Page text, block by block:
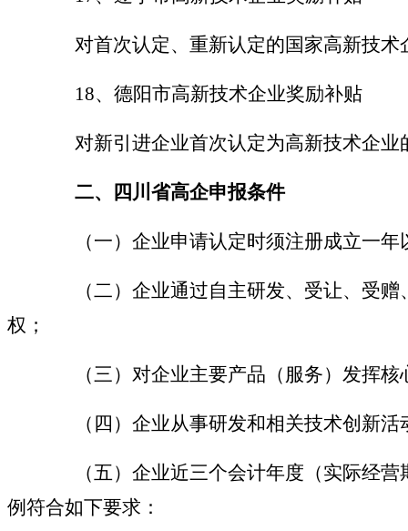
对首次认定、重新认定的国家高新技术
18、德阳市高新技术企业奖励补贴
对新引进企业首次认定为高新技术企业
二、四川省高企申报条件
（一）企业申请认定时须注册成立一年
（二）企业通过自主研发、受让、受赠
权；
（三）对企业主要产品（服务）发挥核
（四）企业从事研发和相关技术创新活
（五）企业近三个会计年度（实际经营
例符合如下要求：